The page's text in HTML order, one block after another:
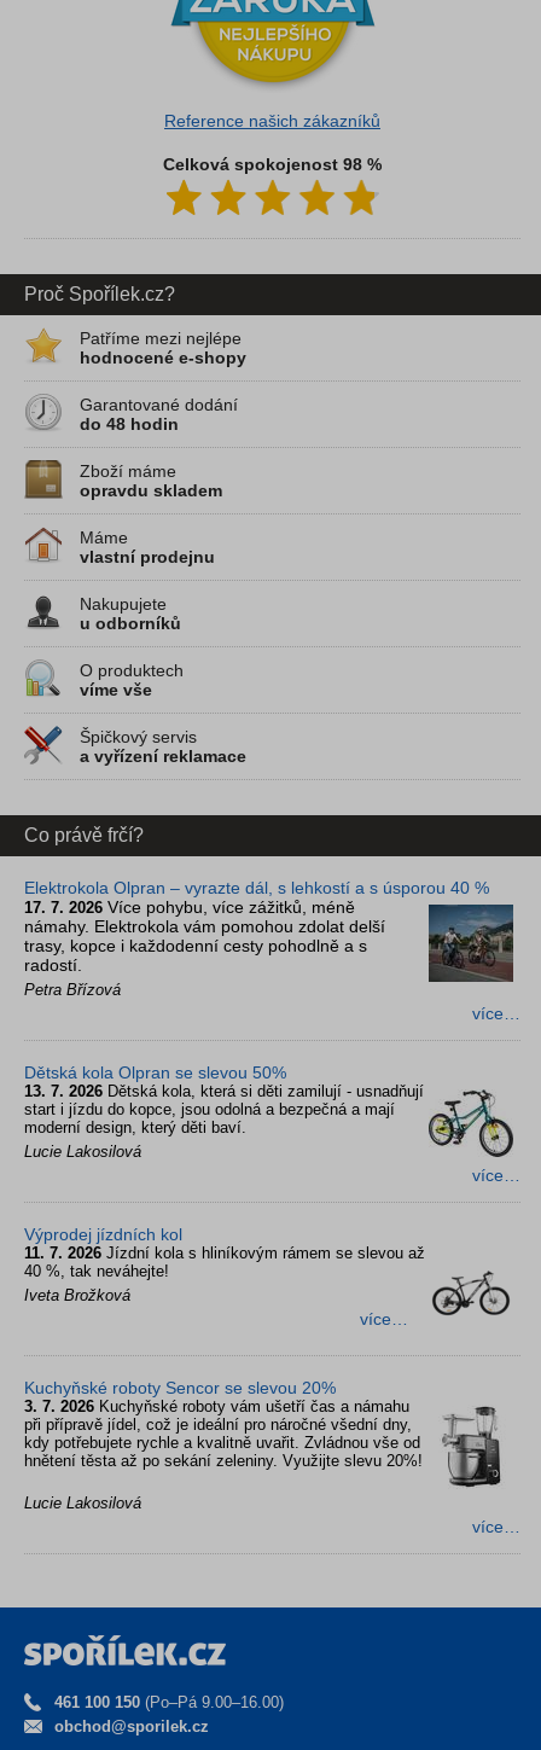
Reference našich zákazníků
Celková spokojenost 98 %
Proč Spořílek.cz?
Patříme mezi nejlépe
hodnocené e-shopy
Garantované dodání
do 48 hodin
Zboží máme
opravdu skladem
Máme
vlastní prodejnu
Nakupujete
u odborníků
O produktech
víme vše
Špičkový servis
a vyřízení reklamace
Co právě frčí?
Elektrokola Olpran – vyrazte dál, s lehkostí a s úsporou 40 %
17. 7. 2026 Více pohybu, více zážitků, méně
námahy. Elektrokola vám pomohou zdolat delší
trasy, kopce i každodenní cesty pohodlně a s
radostí.
Petra Břízová
více…
Dětská kola Olpran se slevou 50%
13. 7. 2026 Dětská kola, která si děti zamilují - usnadňují
start i jízdu do kopce, jsou odolná a bezpečná a mají
moderní design, který děti baví.
Lucie Lakosilová
více…
Výprodej jízdních kol
11. 7. 2026 Jízdní kola s hliníkovým rámem se slevou až
40 %, tak neváhejte!
Iveta Brožková
více…
Kuchyňské roboty Sencor se slevou 20%
3. 7. 2026 Kuchyňské roboty vám ušetří čas a námahu
při přípravě jídel, což je ideální pro náročné všední dny,
kdy potřebujete rychle a kvalitně uvařit. Zvládnou vše od
hnětení těsta až po sekání zeleniny. Využijte slevu 20%!
Lucie Lakosilová
více…
461 100 150 (Po–Pá 9.00–16.00)
obchod@sporilek.cz